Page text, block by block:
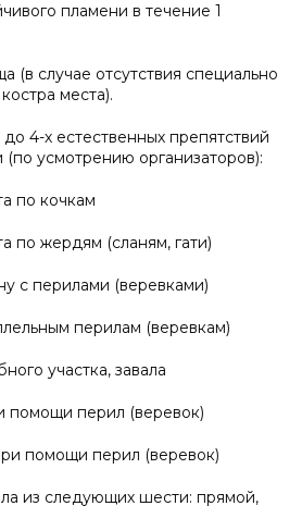
пламени в течение 1
(в случае отсутствия специально
места).
4-х естественных препятствий
(по усмотрению организаторов):
по кочкам
по жердям (сланям, гати)
с перилами (веревками)
перилам (веревкам)
участка, завала
помощи перил (веревок)
помощи перил (веревок)
из следующих шести: прямой,